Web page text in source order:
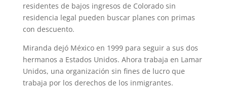
residentes de bajos ingresos de Colorado sin
residencia legal pueden buscar planes con primas
con descuento.
Miranda dejó México en 1999 para seguir a sus dos
hermanos a Estados Unidos. Ahora trabaja en Lamar
Unidos, una organización sin fines de lucro que
trabaja por los derechos de los inmigrantes.